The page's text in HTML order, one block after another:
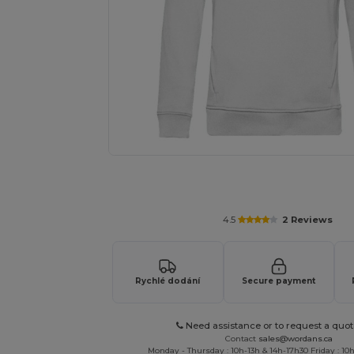
4.5 2 Reviews
Rychlé dodání Secure payment
Need assistance or to request a
Contact sales@wordans.ca
Monday - Thursday : 10h-13h & 14h-17h30 Friday :